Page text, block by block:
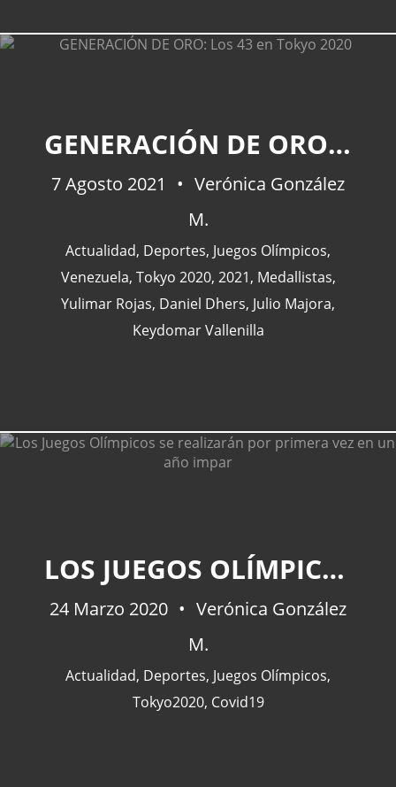
GENERACIÓN DE ORO: LOS 43 EN TOKYO 2020
7 Agosto 2021
Verónica González
M.
Actualidad, Deportes, Juegos Olímpicos,
Venezuela, Tokyo 2020, 2021, Medallistas,
Yulimar Rojas, Daniel Dhers, Julio Majora,
Keydomar Vallenilla
LOS JUEGOS OLÍMPICOS SE REALIZARÁN POR PRIMERA VEZ EN UN AÑO IMPAR
24 Marzo 2020
Verónica González
M.
Actualidad, Deportes, Juegos Olímpicos,
Tokyo2020, Covid19